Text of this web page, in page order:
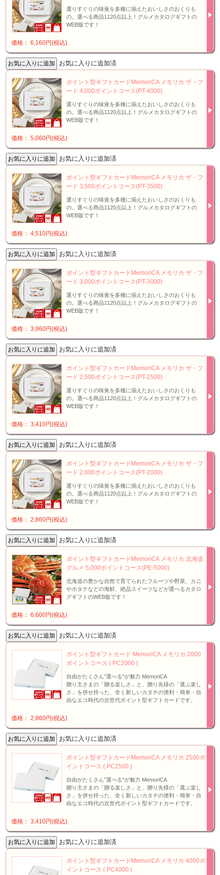
選りすぐりの味覚を多種に揃えたおいしさのおくりも
の。選べる商品1120点以上！グルメカタログギフトの
WEB版です！
価格： 6,160円(税込)
お気に入りに追加済
ポイント型ギフトカードMemoriCA メモリカ ザ・フ
ード 4,000ポイントコース(PT-4000)
選りすぐりの味覚を多種に揃えたおいしさのおくりも
の。選べる商品1120点以上！グルメカタログギフトの
WEB版です！
価格： 5,060円(税込)
お気に入りに追加済
ポイント型ギフトカードMemoriCA メモリカ ザ・フ
ード 3,500ポイントコース(PT-3500)
選りすぐりの味覚を多種に揃えたおいしさのおくりも
の。選べる商品1120点以上！グルメカタログギフトの
WEB版です！
価格： 4,510円(税込)
お気に入りに追加済
ポイント型ギフトカードMemoriCA メモリカ ザ・フ
ード 3,000ポイントコース(PT-3000)
選りすぐりの味覚を多種に揃えたおいしさのおくりも
の。選べる商品1120点以上！グルメカタログギフトの
WEB版です！
価格： 3,960円(税込)
お気に入りに追加済
ポイント型ギフトカードMemoriCA メモリカ ザ・フ
ード 2,500ポイントコース(PT-2500)
選りすぐりの味覚を多種に揃えたおいしさのおくりも
の。選べる商品1120点以上！グルメカタログギフトの
WEB版です！
価格： 3,410円(税込)
お気に入りに追加済
ポイント型ギフトカードMemoriCA メモリカ ザ・フ
ード 2,000ポイントコース(PT-2000)
選りすぐりの味覚を多種に揃えたおいしさのおくりも
の。選べる商品1120点以上！グルメカタログギフトの
WEB版です！
価格： 2,860円(税込)
お気に入りに追加済
ポイント型ギフトカードMemoriCA メモリカ 北海道
グルメ 5,000ポイントコース(PE-5000)
北海道の豊かな自然で育てられたフルーツや野菜、カニ
やホタテなどの海鮮、絶品スイーツなどが選べるカタロ
グギフトのWEB版です！
価格： 6,600円(税込)
お気に入りに追加済
ポイント型ギフトカード MemoriCA メモリカ 2000
ポイントコース ( PC2000 )
自由がたくさん”選べる"が魅力 MemoriCA
贈り主さまの「贈る楽しさ」と、贈り先様の「選ぶ楽し
さ」を併せ持った、全く新しいカタチの便利・簡単・自
由なエコ時代の次世代ポイント型ギフトカードです。
価格： 2,860円(税込)
お気に入りに追加済
ポイント型ギフトカードMemoriCA メモリカ 2500ポ
イントコース ( PC2500 )
自由がたくさん”選べる"が魅力 MemoriCA
贈り主さまの「贈る楽しさ」と、贈り先様の「選ぶ楽し
さ」を併せ持った、全く新しいカタチの便利・簡単・自
由なエコ時代の次世代ポイント型ギフトカードです。
価格： 3,410円(税込)
お気に入りに追加済
ポイント型ギフトカードMemoriCA メモリカ 4000ポ
イントコース ( PC4000 )